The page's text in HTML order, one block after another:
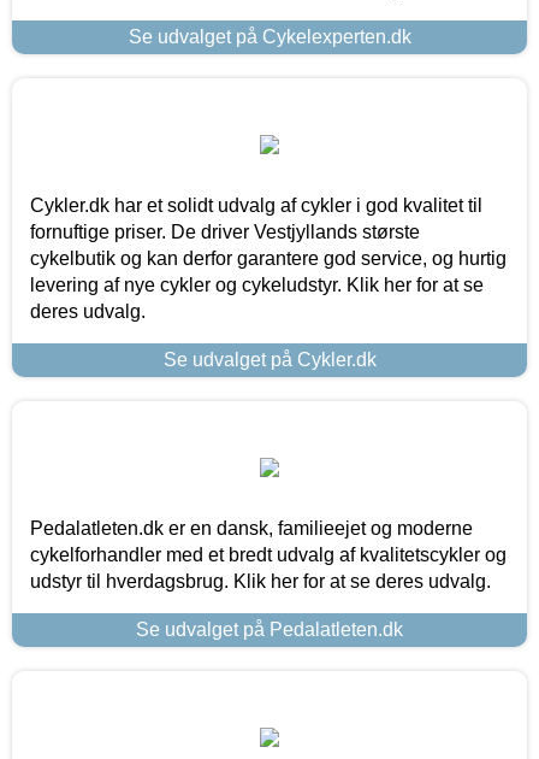
Se udvalget på Cykelexperten.dk
Cykler.dk har et solidt udvalg af cykler i god kvalitet til
fornuftige priser. De driver Vestjyllands største
cykelbutik og kan derfor garantere god service, og hurtig
levering af nye cykler og cykeludstyr. Klik her for at se
deres udvalg.
Se udvalget på Cykler.dk
Pedalatleten.dk er en dansk, familieejet og moderne
cykelforhandler med et bredt udvalg af kvalitetscykler og
udstyr til hverdagsbrug. Klik her for at se deres udvalg.
Se udvalget på Pedalatleten.dk